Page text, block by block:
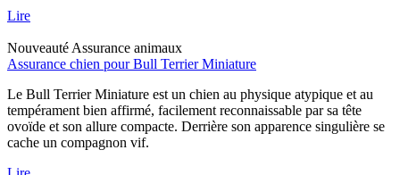
Lire
Nouveauté Assurance animaux
Assurance chien pour Bull Terrier Miniature
Le Bull Terrier Miniature est un chien au physique atypique et au
tempérament bien affirmé, facilement reconnaissable par sa tête
ovoïde et son allure compacte. Derrière son apparence singulière se
cache un compagnon vif.